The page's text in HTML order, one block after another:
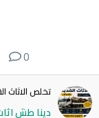
0
تخلص الاثاث